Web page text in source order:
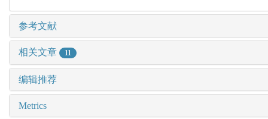
参考文献
相关文章 11
编辑推荐
Metrics